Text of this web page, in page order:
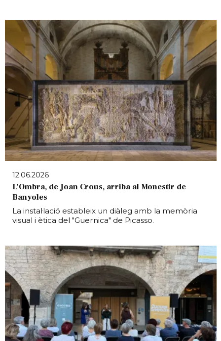
12.06.2026
L’Ombra, de Joan Crous, arriba al Monestir de
Banyoles
La instal·lació estableix un diàleg amb la memòria
visual i ètica del "Guernica" de Picasso.